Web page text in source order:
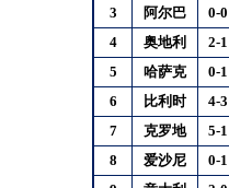
3
阿尔巴 0-0
4
奥地利 2-1
5
哈萨克 0-1
6
比利时 4-3
7
克罗地 5-1
8
爱沙尼 0-1